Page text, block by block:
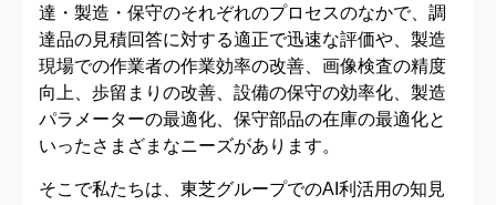
達・製造・保守のそれぞれのプロセスのなかで、調
達品の見積回答に対する適正で迅速な評価や、製造
現場での作業者の作業効率の改善、画像検査の精度
向上、歩留まりの改善、設備の保守の効率化、製造
パラメーターの最適化、保守部品の在庫の最適化と
いったさまざまなニーズがあります。
そこで私たちは、東芝グループでのAI利活用の知見